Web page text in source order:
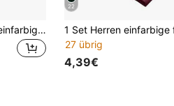
Herrenkrawatten Set, einfarbige Krawatte, Einstecktuch, Manschettenknöpfe Set, tolles Geschenk für Freund, Meeting, Bankettauftritte, Krawattenset zu Weihnachten
22
27 übrig
4,39€